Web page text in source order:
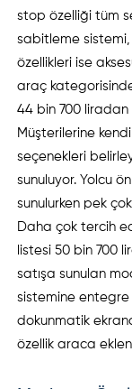
stop özelliği tüm
sabitleme
özellikleri ise
araç
44 bin 700
Müşterilerine
seçenekleri
sunuluyor. Yolcu
sunulurken pek
Daha çok tercih
listesi 50 bin 700
satışa sunulan
sistemine
dokunmatik
özellik araca